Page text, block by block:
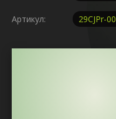
Артикул: 29CJPr-